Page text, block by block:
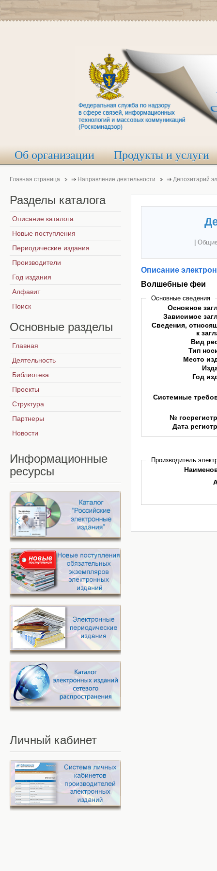
Об организации Продукты и услуги
Главная страница ⇒ Направление деятельности ⇒ Депозитарий
Описание
Волшебные феи
Основные сведения
Основное
Зависимое
Сведения,
к
Вид
Тип
Место
Год
Системные
№
Дата
Производитель
Разделы каталога
Описание каталога
Новые поступления
Периодические издания
Производители
Год издания
Алфавит
Поиск
Основные разделы
Главная
Деятельность
Библиотека
Проекты
Структура
Партнеры
Новости
Информационные
ресурсы
Личный кабинет